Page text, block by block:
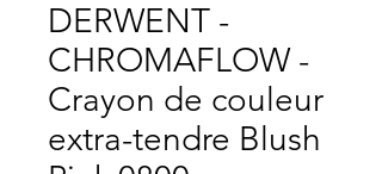
DERWENT -
CHROMAFLOW -
Crayon de couleur
extra-tendre Blush